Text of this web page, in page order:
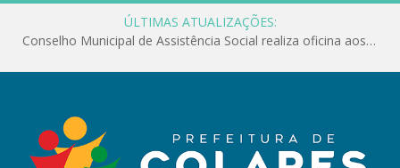
ÚLTIMAS ATUALIZAÇÕES:
Conselho Municipal de Assistência Social realiza oficina aos servidores